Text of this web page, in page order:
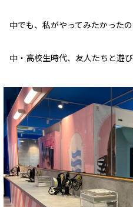
中でも、私がやってみたかった
中・高校生時代、友人たちと遊